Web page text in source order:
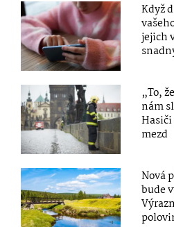
Když
jejich
„To,
nám
mezd
Nová
bude